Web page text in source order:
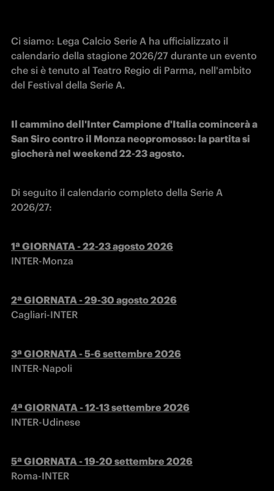
Ci siamo: Lega Calcio Serie A ha ufficializzato il
calendario della stagione 2026/27 durante un evento
che si è tenuto al Teatro Regio di Parma, nell'ambito
del Festival della Serie A.
Il cammino dell'Inter Campione d'Italia comincerà a
San Siro contro il Monza neopromosso: la partita si
giocherà nel weekend 22-23 agosto.
Di seguito il calendario completo della Serie A
2026/27:
INTER-Monza
Cagliari-INTER
INTER-Napoli
INTER-Udinese
Roma-INTER